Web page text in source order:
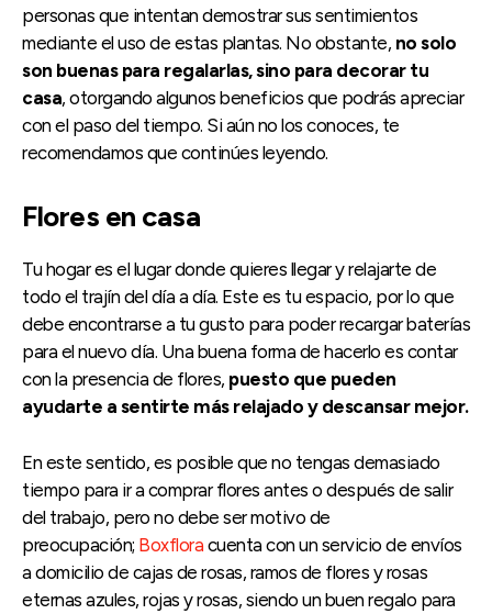
personas que intentan demostrar sus sentimientos
mediante el uso de estas plantas. No obstante, no solo
son buenas para regalarlas, sino para decorar tu
casa, otorgando algunos beneficios que podrás apreciar
con el paso del tiempo. Si aún no los conoces, te
recomendamos que continúes leyendo.
Flores en casa
Tu hogar es el lugar donde quieres llegar y relajarte de
todo el trajín del día a día. Este es tu espacio, por lo que
debe encontrarse a tu gusto para poder recargar baterías
para el nuevo día. Una buena forma de hacerlo es contar
con la presencia de flores, puesto que pueden
ayudarte a sentirte más relajado y descansar mejor.
En este sentido, es posible que no tengas demasiado
tiempo para ir a comprar flores antes o después de salir
del trabajo, pero no debe ser motivo de
preocupación; Boxflora cuenta con un servicio de envíos
a domicilio de cajas de rosas, ramos de flores y rosas
eternas azules, rojas y rosas, siendo un buen regalo para